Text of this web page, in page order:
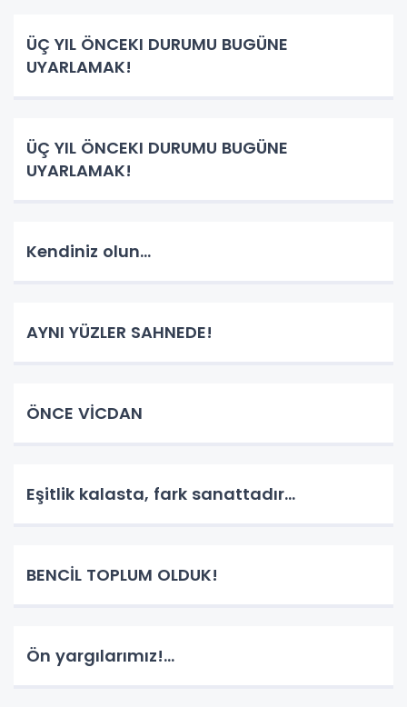
ÜÇ YIL ÖNCEKI DURUMU BUGÜNE
UYARLAMAK!
ÜÇ YIL ÖNCEKI DURUMU BUGÜNE
UYARLAMAK!
Kendiniz olun...
AYNI YÜZLER SAHNEDE!
ÖNCE VİCDAN
Eşitlik kalasta, fark sanattadır...
BENCİL TOPLUM OLDUK!
Ön yargılarımız!...